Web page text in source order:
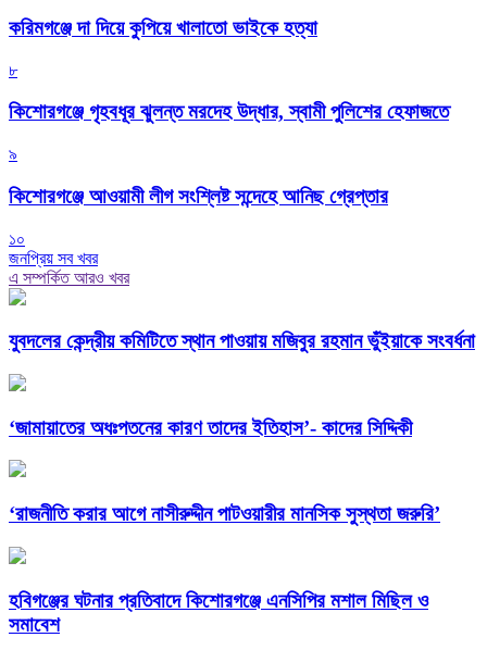
করিমগঞ্জে দা দিয়ে কুপিয়ে খালাতো ভাইকে হত্যা
৮
কিশোরগঞ্জে গৃহবধূর ঝুলন্ত মরদেহ উদ্ধার, স্বামী পুলিশের হেফাজতে
৯
কিশোরগঞ্জে আওয়ামী লীগ সংশ্লিষ্ট সন্দেহে আনিছ গ্রেপ্তার
১০
জনপ্রিয় সব খবর
এ সম্পর্কিত আরও খবর
যুবদলের কেন্দ্রীয় কমিটিতে স্থান পাওয়ায় মজিবুর রহমান ভুঁইয়াকে সংবর্ধনা
‘জামায়াতের অধঃপতনের কারণ তাদের ইতিহাস’- কাদের সিদ্দিকী
‘রাজনীতি করার আগে নাসীরুদ্দীন পাটওয়ারীর মানসিক সুস্থতা জরুরি’
হবিগঞ্জের ঘটনার প্রতিবাদে কিশোরগঞ্জে এনসিপির মশাল মিছিল ও
সমাবেশ